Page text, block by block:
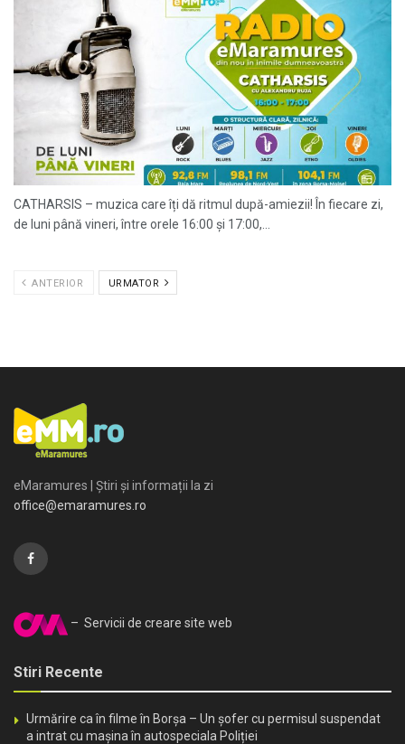
CATHARSIS – muzica care îți dă ritmul după-amiezii! În fiecare zi,
de luni până vineri, între orele 16:00 și 17:00,...
ANTERIOR URMATOR
eMaramures | Știri și informații la zi
office@emaramures.ro
– Servicii de creare site web
Stiri Recente
Urmărire ca în filme în Borșa – Un șofer cu permisul suspendat
a intrat cu mașina în autospeciala Poliției